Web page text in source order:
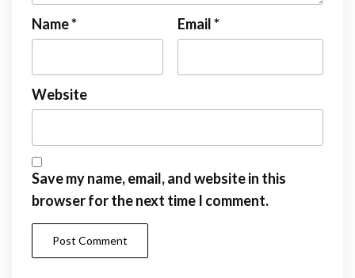
Name* Email*
Website
Save my name, email, and website in this
browser for the next time I comment.